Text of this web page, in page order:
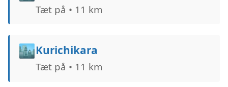
Tæt på • 11 km
🏙️Kurichikara
Tæt på • 11 km